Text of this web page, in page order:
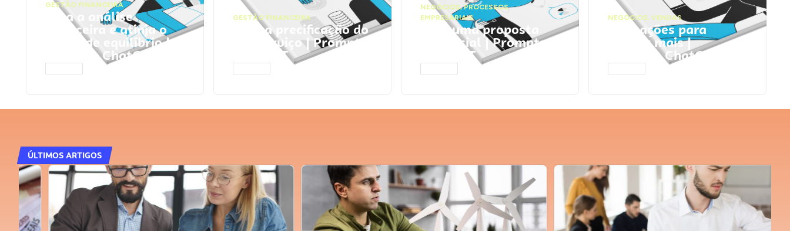
GESTÃO FINANCEIRA
Faça a análise
financeira e atinja o
ponto de equilíbrio |
Prompts ChatGPT
GESTÃO FINANCEIRA
Faça a precificação do
seu serviço | Prompts
ChatGPT
NEGÓCIOS,PROCESSOS
EMPRESARIAIS
Faça uma proposta
comercial | Prompts
ChatGPT
NEGÓCIOS, VENDAS
Faça ações para
vender mais |
Prompts ChatGPT
ÚLTIMOS ARTIGOS